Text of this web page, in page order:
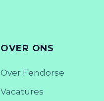
OVER ONS
Over Fendorse
Vacatures